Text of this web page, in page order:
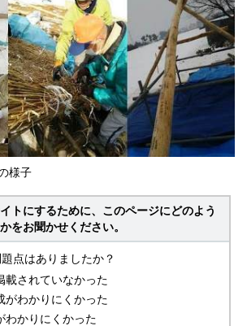
様子
トにするために、このページにどのよう
をお聞かせください。
点はありましたか？
載されていなかった
がわかりにくかった
わかりにくかった